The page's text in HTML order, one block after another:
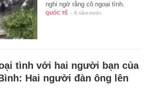
nghi ngờ rằng cô ngoại tình.
QUỐC TẾ - 8 năm trước
tình với hai người bạn của
Hai người đàn ông lên